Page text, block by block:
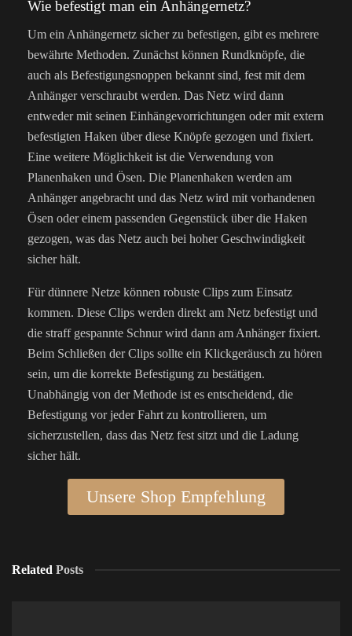
Wie befestigt man ein Anhängernetz?
Um ein Anhängernetz sicher zu befestigen, gibt es mehrere
bewährte Methoden. Zunächst können Rundknöpfe, die
auch als Befestigungsnoppen bekannt sind, fest mit dem
Anhänger verschraubt werden. Das Netz wird dann
entweder mit seinen Einhängevorrichtungen oder mit extern
befestigten Haken über diese Knöpfe gezogen und fixiert.
Eine weitere Möglichkeit ist die Verwendung von
Planenhaken und Ösen. Die Planenhaken werden am
Anhänger angebracht und das Netz wird mit vorhandenen
Ösen oder einem passenden Gegenstück über die Haken
gezogen, was das Netz auch bei hoher Geschwindigkeit
sicher hält.
Für dünnere Netze können robuste Clips zum Einsatz
kommen. Diese Clips werden direkt am Netz befestigt und
die straff gespannte Schnur wird dann am Anhänger fixiert.
Beim Schließen der Clips sollte ein Klickgeräusch zu hören
sein, um die korrekte Befestigung zu bestätigen.
Unabhängig von der Methode ist es entscheidend, die
Befestigung vor jeder Fahrt zu kontrollieren, um
sicherzustellen, dass das Netz fest sitzt und die Ladung
sicher hält.
Unsere Shop Empfehlung
Related Posts